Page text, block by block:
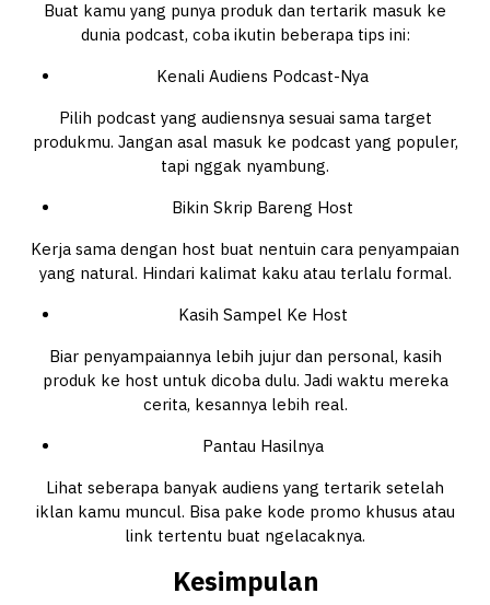
Buat kamu yang punya produk dan tertarik masuk ke
dunia podcast, coba ikutin beberapa tips ini:
Kenali Audiens Podcast-Nya
Pilih podcast yang audiensnya sesuai sama target
produkmu. Jangan asal masuk ke podcast yang populer,
tapi nggak nyambung.
Bikin Skrip Bareng Host
Kerja sama dengan host buat nentuin cara penyampaian
yang natural. Hindari kalimat kaku atau terlalu formal.
Kasih Sampel Ke Host
Biar penyampaiannya lebih jujur dan personal, kasih
produk ke host untuk dicoba dulu. Jadi waktu mereka
cerita, kesannya lebih real.
Pantau Hasilnya
Lihat seberapa banyak audiens yang tertarik setelah
iklan kamu muncul. Bisa pake kode promo khusus atau
link tertentu buat ngelacaknya.
Kesimpulan